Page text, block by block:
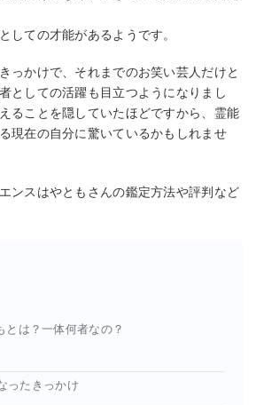
しての才能があるようです。
っかけで、それまでのお笑い芸人だけと
としての活躍も目立つようになりまし
ることを隠していたほどですから、霊能
現在の自分に驚いているかもしれませ
ンスはやともさんの鑑定方法や評判など
とは？一体何者なの？
ったきっかけ